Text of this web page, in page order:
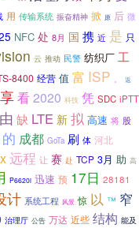
用 传输系统 振奋精神 掀 原 后 微
NFC 处 8月 国 携 近 是 只
云 推动 民警 纺织厂 工
8400 经营 值 富 ISP 。 返
享看2020 科技 凭 SDC iPTT
由 缺 LTE 新 拟 高速 将 股
的 成都 GoTa 刷 体 河北
远程 让 赛 赴 TCP 3月 助 高
P6620i 迅速 预 17日 28181
计 系统工程 风景 惊 以 ™ 窄
治理厅 公告 万达 近些 结构 能及